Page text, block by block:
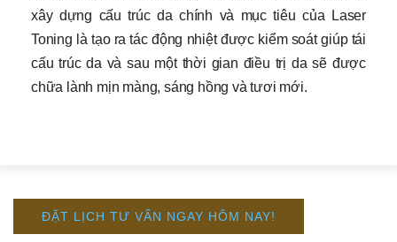
xây dựng cấu trúc da chính và mục tiêu của Laser
Toning là tạo ra tác động nhiệt được kiểm soát giúp tái
cấu trúc da và sau một thời gian điều trị da sẽ được
chữa lành mịn màng, sáng hồng và tươi mới.
ĐẶT LỊCH TƯ VẤN NGAY HÔM NAY!